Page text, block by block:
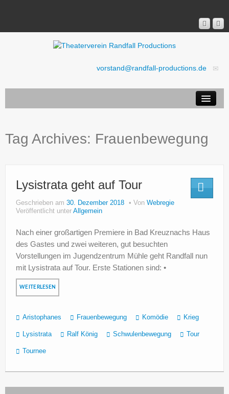
vorstand@randfall-productions.de
Stücke
Presse
Rechtliches
Tag Archives: Frauenbewegung
Lysistrata geht auf Tour
Geschrieben am 30. Dezember 2018 Von Webregie
Veröffentlicht unter Allgemein
Nach einer großartigen Premiere in Bad Kreuznachs Haus
des Gastes und zwei weiteren, gut besuchten
Vorstellungen im Jugendzentrum Mühle geht Randfall nun
mit Lysistrata auf Tour. Erste Stationen sind: •
WEITERLESEN
Aristophanes Frauenbewegung Komödie Krieg
Lysistrata Ralf König Schwulenbewegung Tour
Tournee